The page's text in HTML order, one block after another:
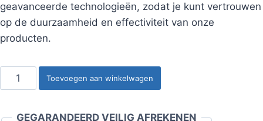
geavanceerde technologieën, zodat je kunt vertrouwen
op de duurzaamheid en effectiviteit van onze
producten.
Slaggewicht
stalen
Toevoegen aan winkelwagen
GEGARANDEERD VEILIG AFREKENEN